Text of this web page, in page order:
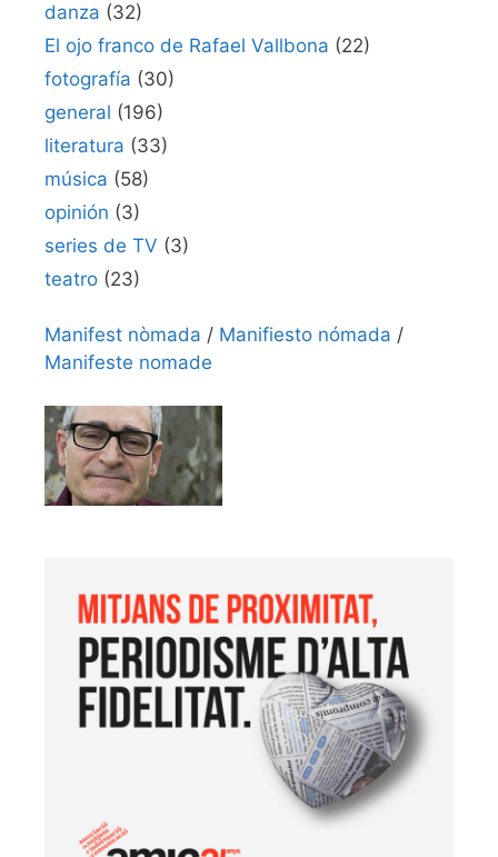
danza (32)
El ojo franco de Rafael Vallbona (22)
fotografía (30)
general (196)
literatura (33)
música (58)
opinión (3)
series de TV (3)
teatro (23)
Manifest nòmada / Manifiesto nómada /
Manifeste nomade